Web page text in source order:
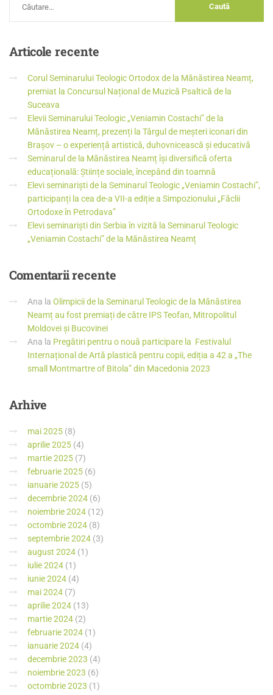
Articole recente
Corul Seminarului Teologic Ortodox de la Mănăstirea Neamț,
premiat la Concursul Național de Muzică Psaltică de la
Suceava
Elevii Seminarului Teologic „Veniamin Costachi” de la
Mănăstirea Neamț, prezenți la Târgul de meșteri iconari din
Brașov – o experiență artistică, duhovnicească și educativă
Seminarul de la Mănăstirea Neamț își diversifică oferta
educațională: Științe sociale, începând din toamnă
Elevi seminariști de la Seminarul Teologic „Veniamin Costachi”,
participanți la cea de-a VII-a ediție a Simpozionului „Făclii
Ortodoxe în Petrodava”
Elevi seminariști din Serbia în vizită la Seminarul Teologic
„Veniamin Costachi” de la Mănăstirea Neamț
Comentariirecente
Ana la Olimpicii de la Seminarul Teologic de la Mănăstirea
Neamț au fost premiați de către IPS Teofan, Mitropolitul
Moldovei și Bucovinei
Ana la Pregătiri pentru o nouă participare la Festivalul
Internațional de Artă plastică pentru copii, ediția a 42 a „The
small Montmartre of Bitola” din Macedonia 2023
Arhive
mai 2025 (8)
aprilie 2025 (4)
martie 2025 (7)
februarie 2025 (6)
ianuarie 2025 (5)
decembrie 2024 (6)
noiembrie 2024 (12)
octombrie 2024 (8)
septembrie 2024 (3)
august 2024 (1)
iulie 2024 (1)
iunie 2024 (4)
mai 2024 (7)
aprilie 2024 (13)
martie 2024 (2)
februarie 2024 (1)
ianuarie 2024 (4)
decembrie 2023 (4)
noiembrie 2023 (6)
octombrie 2023 (1)